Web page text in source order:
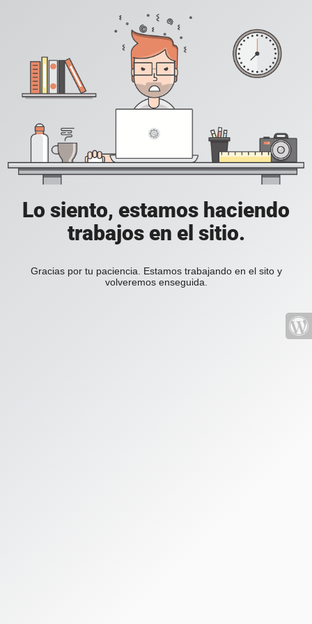
Lo siento, estamos haciendo
trabajos en el sitio.
Gracias por tu paciencia. Estamos trabajando en el sito y
volveremos enseguida.